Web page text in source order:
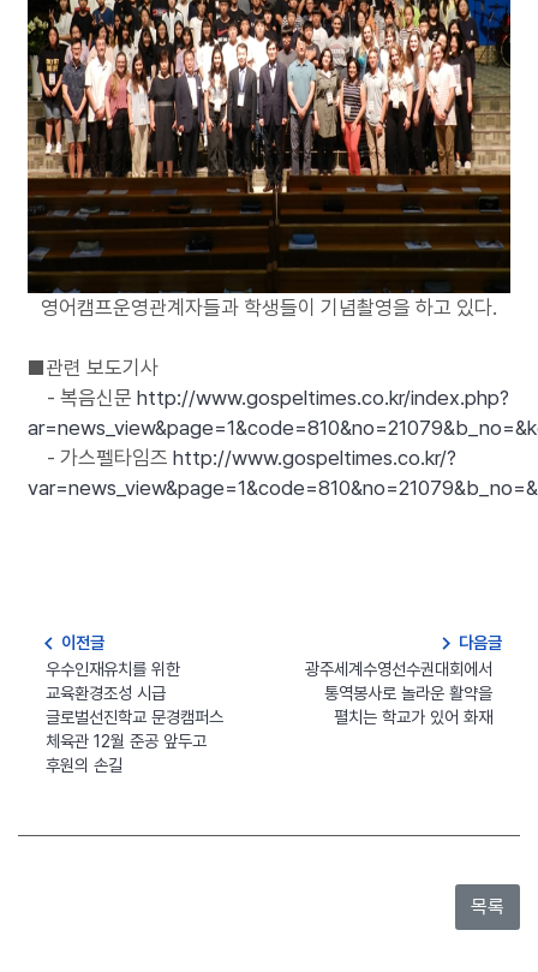
영어캠프운영관계자들과 학생들이 기념촬영을 하고 있다.
■관련 보도기사
- 복음신문 http://www.gospeltimes.co.kr/index.php?
- 가스펠타임즈 http://www.gospeltimes.co.kr/?
navigate_before 이전글
우수인재유치를 위한
교육환경조성 시급
글로벌선진학교 문경캠퍼스
체육관 12월 준공 앞두고
후원의 손길
navigate_next 다음글
광주세계수영선수권대회에서
통역봉사로 놀라운 활약을
펼치는 학교가 있어 화재